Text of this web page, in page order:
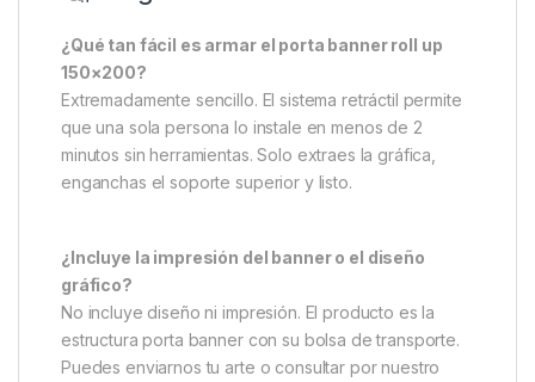
¿Qué tan fácil es armar el porta banner roll up
150×200?
Extremadamente sencillo. El sistema retráctil permite
que una sola persona lo instale en menos de 2
minutos sin herramientas. Solo extraes la gráfica,
enganchas el soporte superior y listo.
¿Incluye la impresión del banner o el diseño
gráfico?
No incluye diseño ni impresión. El producto es la
estructura porta banner con su bolsa de transporte.
Puedes enviarnos tu arte o consultar por nuestro